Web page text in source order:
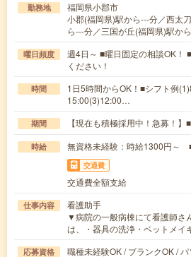
勤務地
福岡県小郡市
小郡(福岡県)駅から---分／西太
ら---分／三国が丘(福岡県)駅か
曜日頻度
週4日～ ■曜日固定の相談OK！
ください！
時間
1日5時間からOK！■シフト例
15:00(3)12:00…
期間 【現在も積極採用中！急募！】
時給 無資格未経験：時給1300円～
交通費
交通費全額支給
仕事内容
看護助手
▼病院の一般病棟にて看護師さ
は、・器具の洗浄・ベットメ
応募資格
職種未経験OK / ブランクOK /